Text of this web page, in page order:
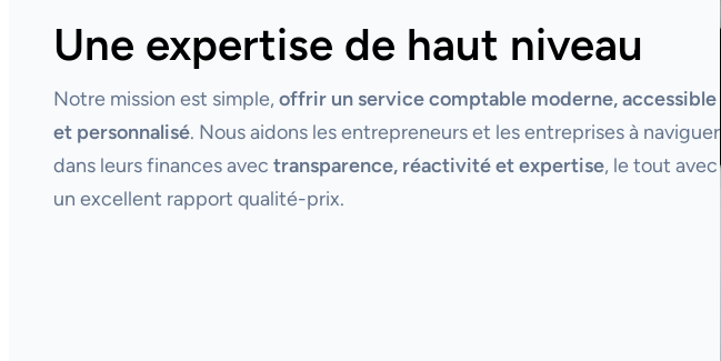
Une expertise de haut niveau
Notre mission est simple,offrir un service comptable moderne, accessible
et personnalisé. Nous aidons les entrepreneurs et les entreprises à naviguer
dans leurs finances avec transparence, réactivité et expertise, le tout avec
un excellent rapport qualité-prix.